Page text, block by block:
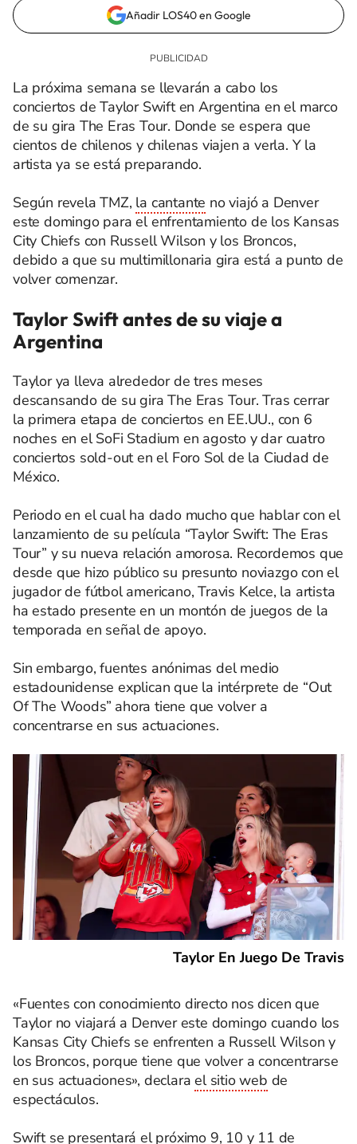
Añadir LOS40 en Google
La próxima semana se llevarán a cabo los
conciertos de Taylor Swift en Argentina en el marco
de su gira The Eras Tour. Donde se espera que
cientos de chilenos y chilenas viajen a verla. Y la
artista ya se está preparando.
Según revela TMZ, la cantante no viajó a Denver
este domingo para el enfrentamiento de los Kansas
City Chiefs con Russell Wilson y los Broncos,
debido a que su multimillonaria gira está a punto de
volver comenzar.
Taylor Swift antes de su viaje a
Argentina
Taylor ya lleva alrededor de tres meses
descansando de su gira The Eras Tour. Tras cerrar
la primera etapa de conciertos en EE.UU., con 6
noches en el SoFi Stadium en agosto y dar cuatro
conciertos sold-out en el Foro Sol de la Ciudad de
México.
Periodo en el cual ha dado mucho que hablar con el
lanzamiento de su película “Taylor Swift: The Eras
Tour” y su nueva relación amorosa. Recordemos que
desde que hizo público su presunto noviazgo con el
jugador de fútbol americano, Travis Kelce, la artista
ha estado presente en un montón de juegos de la
temporada en señal de apoyo.
Sin embargo, fuentes anónimas del medio
estadounidense explican que la intérprete de “Out
Of The Woods” ahora tiene que volver a
concentrarse en sus actuaciones.
Taylor En Juego De Travis
«Fuentes con conocimiento directo nos dicen que
Taylor no viajará a Denver este domingo cuando los
Kansas City Chiefs se enfrenten a Russell Wilson y
los Broncos, porque tiene que volver a concentrarse
en sus actuaciones», declarael sitio web de
espectáculos.
Swift se presentará el próximo 9, 10 y 11 de